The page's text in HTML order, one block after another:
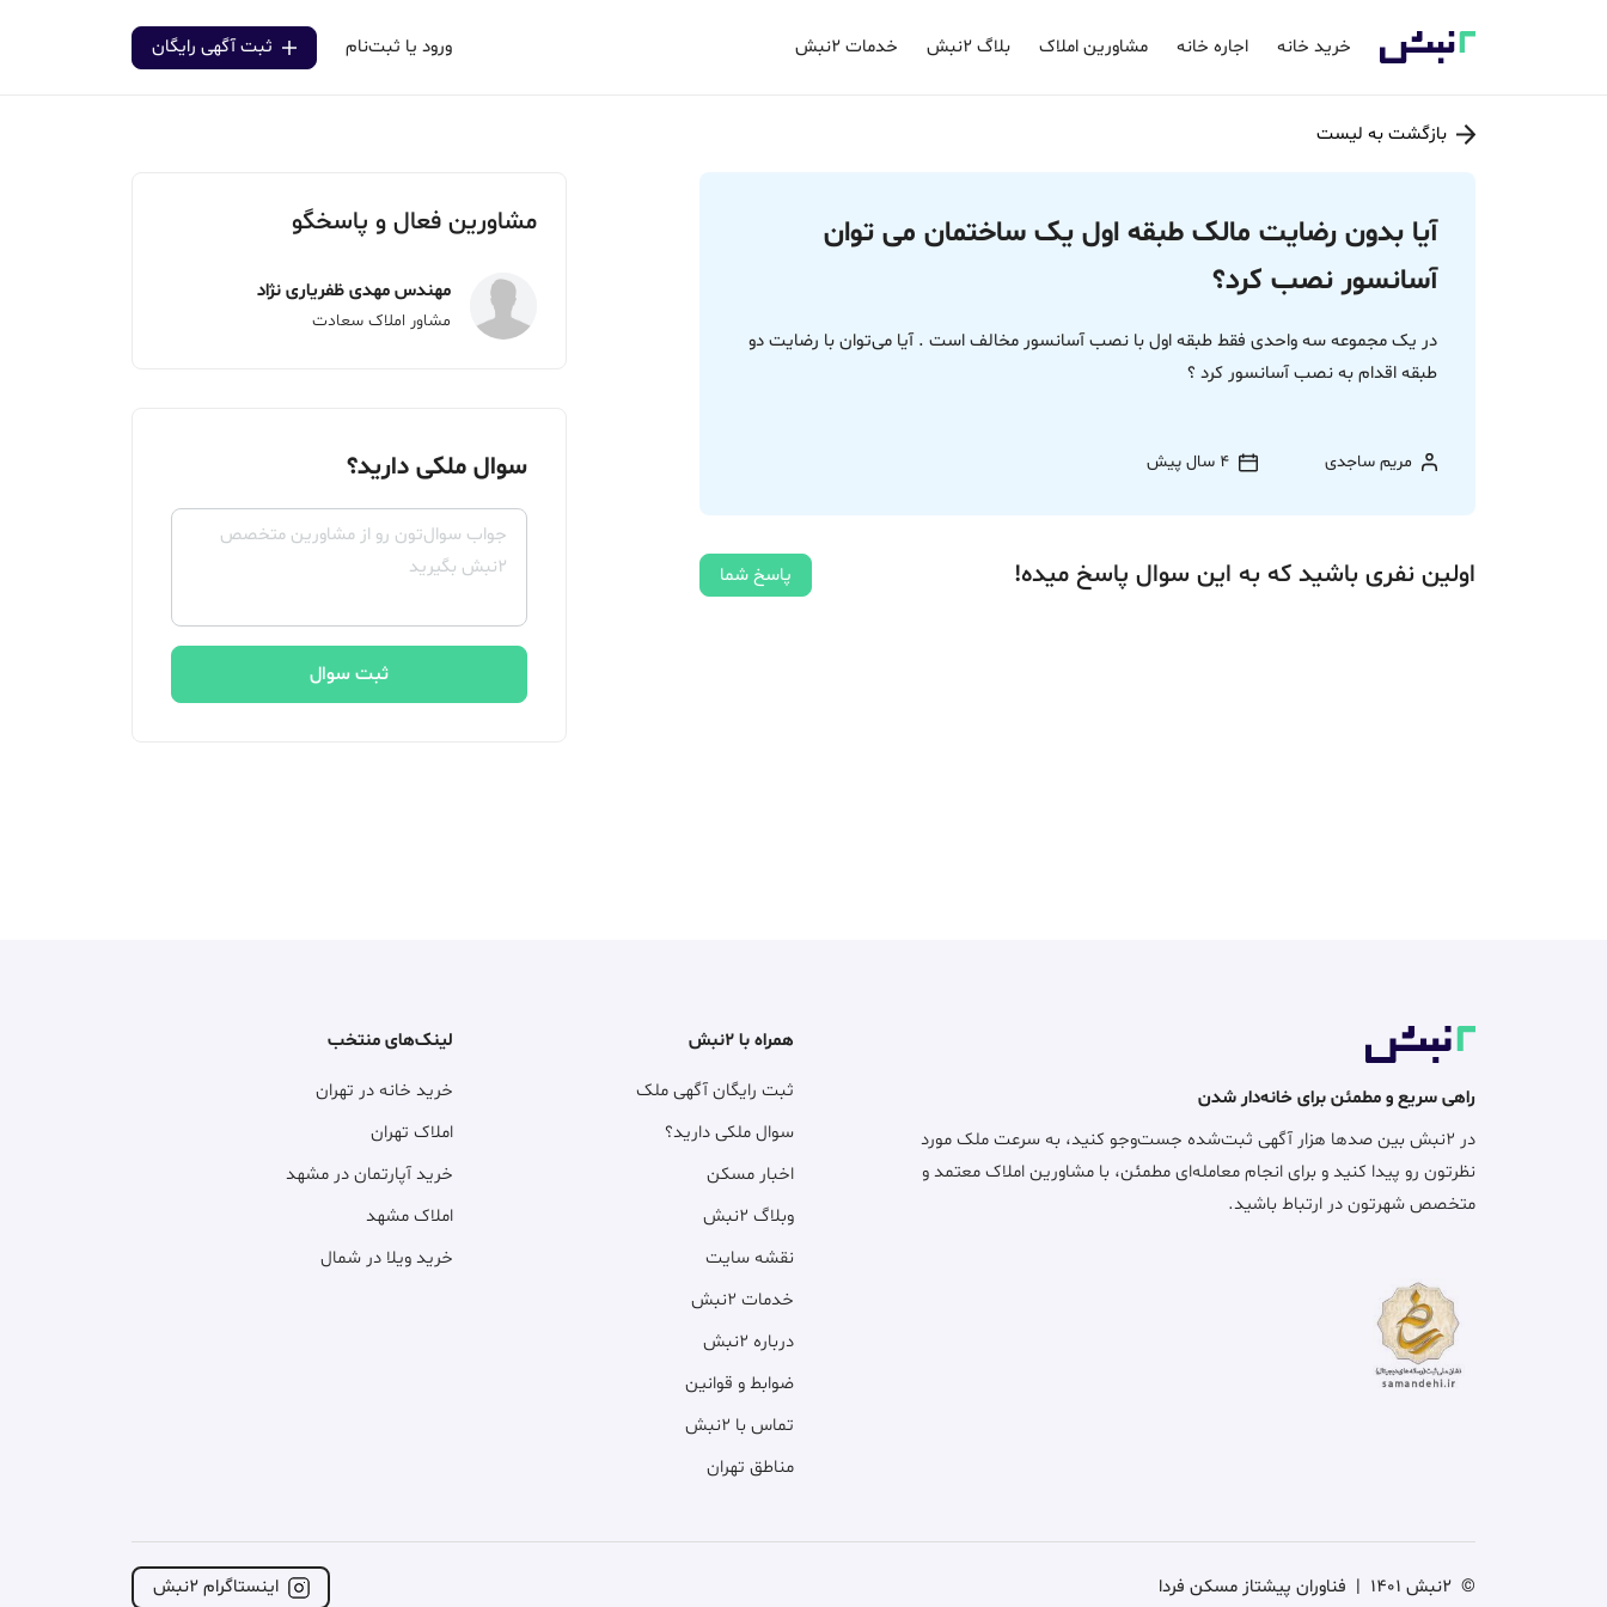
خرید خانه اجاره خانه مشاورین املاک بلاگ ۲نبش خدمات ۲نبش ورود یا ثبت‌نام ثبت آگهی رایگان
بازگشت به لیست
آیا بدون رضایت مالک طبقه اول یک ساختمان می توان
آسانسور نصب کرد؟
در یک مجموعه سه واحدی فقط طبقه اول با نصب آسانسور مخالف است . آیا می‌توان با رضایت دو
طبقه اقدام به نصب آسانسور کرد ؟
مریم ساجدی 4 سال پیش
اولین نفری باشید که به این سوال پاسخ میده! پاسخ شما
مشاورین فعال و پاسخگو
مهندس مهدی ظفریاری نژاد
مشاور املاک سعادت
سوال ملکی دارید؟
ثبت سوال
راهی سریع و مطمئن برای خانه‌دار شدن
در ۲نبش بین صدها هزار آگهی ثبت‌شده جست‌وجو کنید، به سرعت ملک مورد
نظرتون رو پیدا کنید و برای انجام معامله‌ای مطمئن، با مشاورین املاک معتمد و
متخصص شهرتون در ارتباط باشید.
همراه با ۲نبش
ثبت رایگان آگهی ملک
سوال ملکی دارید؟
اخبار مسکن
وبلاگ ۲نبش
نقشه سایت
خدمات ۲نبش
درباره ۲نبش
ضوابط و قوانین
تماس با ۲نبش
مناطق تهران
لینک‌های منتخب
خرید خانه در تهران
املاک تهران
خرید آپارتمان در مشهد
املاک مشهد
خرید ویلا در شمال
اینستاگرام ۲نبش © 2نبش 1401 | فناوران پیشتاز مسکن فردا